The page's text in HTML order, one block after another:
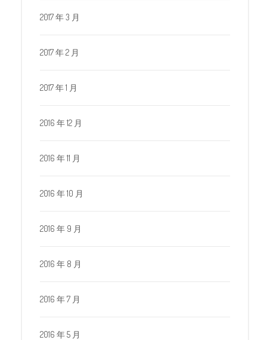
2017 年 3 月
2017 年 2 月
2017 年 1 月
2016 年 12 月
2016 年 11 月
2016 年 10 月
2016 年 9 月
2016 年 8 月
2016 年 7 月
2016 年 5 月